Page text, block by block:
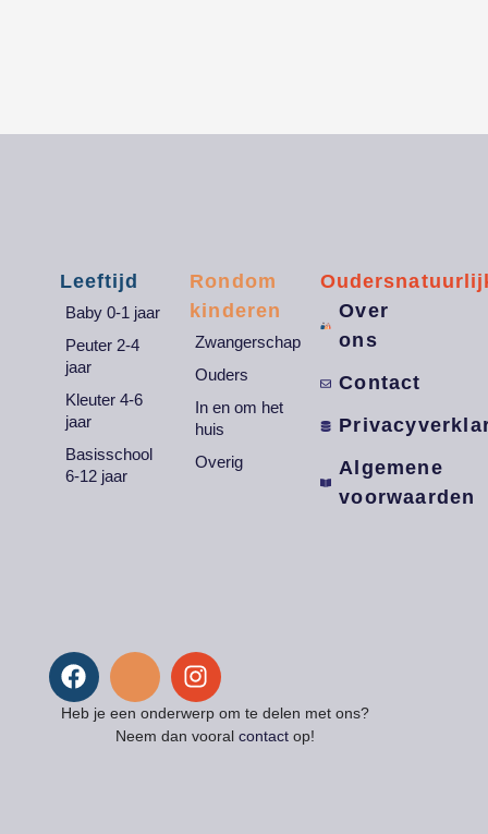
Heb je een onderwerp om te delen met ons?
Neem dan vooral contactop!
Leeftijd
Baby 0-1 jaar
Peuter 2-4
jaar
Kleuter 4-6
jaar
Basisschool
6-12 jaar
Rondom
kinderen
Zwangerschap
Ouders
In en om het
huis
Overig
Over
ons
Contact
Algemene
voorwaarden